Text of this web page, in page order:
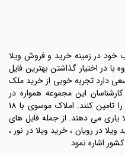
خود در زمینه خرید و فروش ویلا
در اختیار گذاشتن بهترین فایل
دارد تجربه خوبی از خرید ملک
این مجموعه همواره در
تلاش هستند رضایت طرفین معامله ها را تامین کنند. املاک موسوی با 18
یاری می دهند. از جمله فایل های
در رویان ، خرید ویلا در نور ،
اشاره نمود